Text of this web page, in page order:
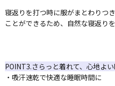
寝返りを打つ時に服がまとわりつ
ことができるため、自然な寝返り
POINT3.さらっと着れて、心地よ
・吸汗速乾で快適な睡眠時間に